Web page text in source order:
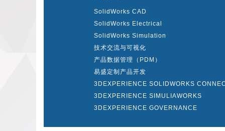
SolidWorks CAD
SolidWorks Electrical
SolidWorks Simulation
技术交流与可视化
产品数据管理（PDM）
易盛定制产品开发
3DEXPERIENCE SOLIDWORKS
3DEXPERIENCE SIMULIAWORKS
3DEXPERIENCE GOVERNANCE